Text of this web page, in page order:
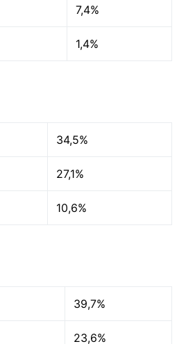
7,4%
1,4%
34,5%
27,1%
10,6%
39,7%
23,6%